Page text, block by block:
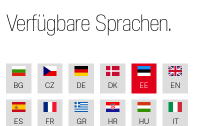
Verfügbare Sprachen.
BG CZ DE DK EE EN
ES FR GR HR HU